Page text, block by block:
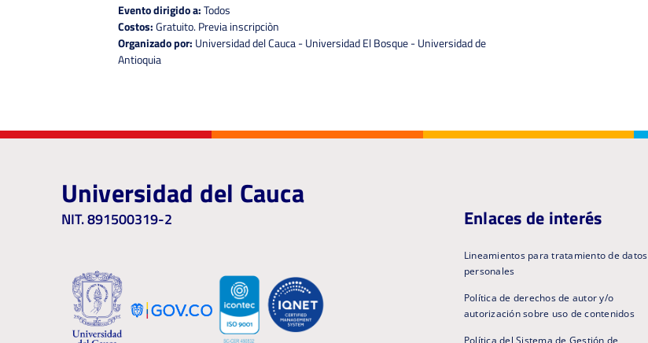
Evento dirigido a:Todos
Costos:Gratuito. Previa inscripciòn
Organizado por: Universidad del Cauca - Universidad El Bosque - Universidad de
Antioquia
Universidad del Cauca
NIT. 891500319-2 Enlaces de interés
Lineamientos para tratamiento de datos
personales
Política de derechos de autor y/o
autorización sobre uso de contenidos
Política del Sistema de Gestión de